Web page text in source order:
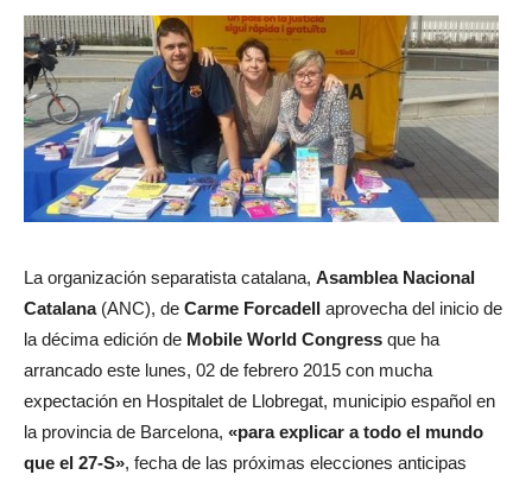
La organización separatista catalana, Asamblea Nacional
Catalana(ANC), de Carme Forcadell aprovecha del inicio de
la décima edición de Mobile World Congress que ha
arrancado este lunes, 02 de febrero 2015 con mucha
expectación en Hospitalet de Llobregat, municipio español en
la provincia de Barcelona, «para explicar a todo el mundo
que el 27-S», fecha de las próximas elecciones anticipas